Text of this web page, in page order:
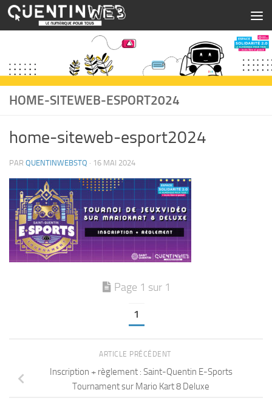
Skip to content
HOME-SITEWEB-ESPORT2024
home-siteweb-esport2024
PAR QUENTINWEBSTQ · 16 MAI 2024
Page 1 sur 1
1
ARTICLE PRÉCÉDENT
Inscription + règlement : Saint-Quentin E-Sports
Tournament sur Mario Kart 8 Deluxe